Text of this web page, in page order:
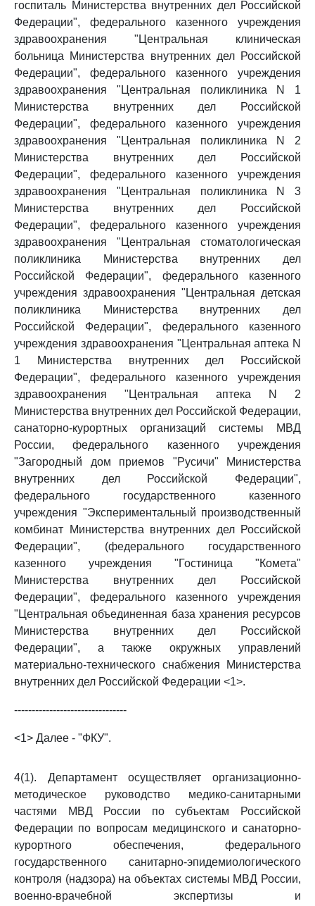
госпиталь Министерства внутренних дел Российской
Федерации", федерального казенного учреждения
здравоохранения "Центральная клиническая
больница Министерства внутренних дел Российской
Федерации", федерального казенного учреждения
здравоохранения "Центральная поликлиника N 1
Министерства внутренних дел Российской
Федерации", федерального казенного учреждения
здравоохранения "Центральная поликлиника N 2
Министерства внутренних дел Российской
Федерации", федерального казенного учреждения
здравоохранения "Центральная поликлиника N 3
Министерства внутренних дел Российской
Федерации", федерального казенного учреждения
здравоохранения "Центральная стоматологическая
поликлиника Министерства внутренних дел
Российской Федерации", федерального казенного
учреждения здравоохранения "Центральная детская
поликлиника Министерства внутренних дел
Российской Федерации", федерального казенного
учреждения здравоохранения "Центральная аптека N
1 Министерства внутренних дел Российской
Федерации", федерального казенного учреждения
здравоохранения "Центральная аптека N 2
Министерства внутренних дел Российской Федерации,
санаторно-курортных организаций системы МВД
России, федерального казенного учреждения
"Загородный дом приемов "Русичи" Министерства
внутренних дел Российской Федерации",
федерального государственного казенного
учреждения "Экспериментальный производственный
комбинат Министерства внутренних дел Российской
Федерации", (федерального государственного
казенного учреждения "Гостиница "Комета"
Министерства внутренних дел Российской
Федерации", федерального казенного учреждения
"Центральная объединенная база хранения ресурсов
Министерства внутренних дел Российской
Федерации", а также окружных управлений
материально-технического снабжения Министерства
внутренних дел Российской Федерации <1>.
--------------------------------
<1> Далее - "ФКУ".
4(1). Департамент осуществляет организационно-
методическое руководство медико-санитарными
частями МВД России по субъектам Российской
Федерации по вопросам медицинского и санаторно-
курортного обеспечения, федерального
государственного санитарно-эпидемиологического
контроля (надзора) на объектах системы МВД России,
военно-врачебной экспертизы и